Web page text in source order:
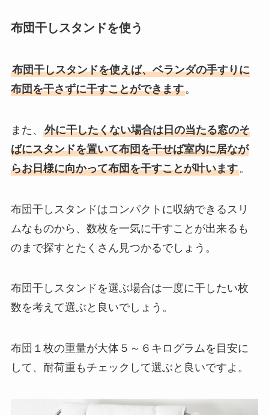
布団干しスタンドを使う
布団干しスタンドを使えば、ベランダの手すりに
布団を干さずに干すことができます。
また、 外に干したくない場合は日の当たる窓のそ
ばにスタンドを置いて布団を干せば室内に居なが
らお日様に向かって布団を干すことが叶います。
布団干しスタンドはコンパクトに収納できるスリ
ムなものから、数枚を一気に干すことが出来るも
のまで探すとたくさん見つかるでしょう。
布団干しスタンドを選ぶ場合は一度に干したい枚
数を考えて選ぶと良いでしょう。
布団１枚の重量が大体５～６キログラムを目安に
して、耐荷重もチェックして選ぶと良いですよ。